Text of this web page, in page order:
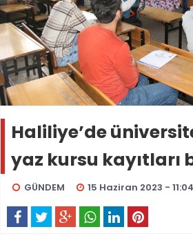
Haliliye’de
yaz kursu kayıtları
GÜNDEM 15 Haziran 2023 - 11:04